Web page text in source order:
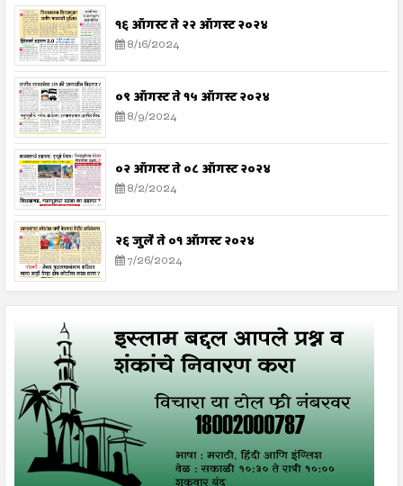
१६ ऑगस्ट ते २२ ऑगस्ट २०२४
8/16/2024
०९ ऑगस्ट ते १५ ऑगस्ट २०२४
8/9/2024
०२ ऑगस्ट ते ०८ ऑगस्ट २०२४
8/2/2024
२६ जुलै ते ०१ ऑगस्ट २०२४
7/26/2024